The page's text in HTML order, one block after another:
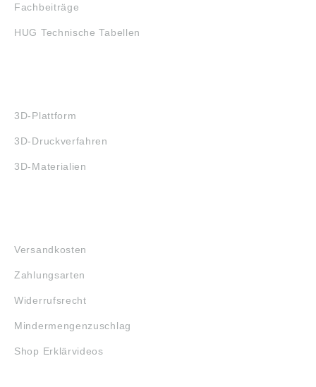
Fachbeiträge
HUG Technische Tabellen
3D-Plattform
3D-Druckverfahren
3D-Materialien
Versandkosten
Zahlungsarten
Widerrufsrecht
Mindermengenzuschlag
Shop Erklärvideos